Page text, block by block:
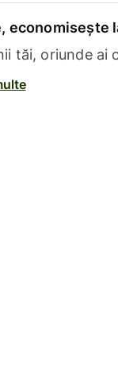
economisește
tăi, oriunde ai